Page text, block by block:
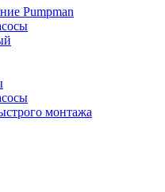
Pumpman
монтажа